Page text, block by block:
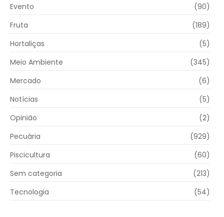
Evento
(90)
Fruta
(189)
Hortaliças
(5)
Meio Ambiente
(345)
Mercado
(6)
Notícias
(5)
Opinião
(2)
Pecuária
(929)
Piscicultura
(60)
Sem categoria
(213)
Tecnologia
(54)